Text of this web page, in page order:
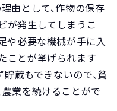
由として、作物の保存
が発生してしまうこ
や必要な機械が手に入
ことが挙げられます
貯蔵もできないので、貧
業を続けることがで